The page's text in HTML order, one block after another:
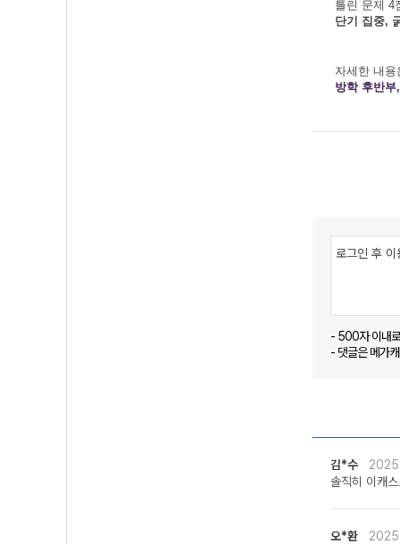
틀린 문제
단기 집중,
자세한 내
방학 후반
- 500자 이내
- 댓글은 메가
김*수
솔직히 이캐
오*환